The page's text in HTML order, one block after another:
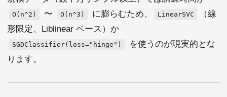
O(n^2) 〜 O(n^3) に膨らむため、 LinearSVC
（線
形限定、Liblinear ベース）か
SGDClassifier(loss="hinge")
を使うのが現実的とな
ります。